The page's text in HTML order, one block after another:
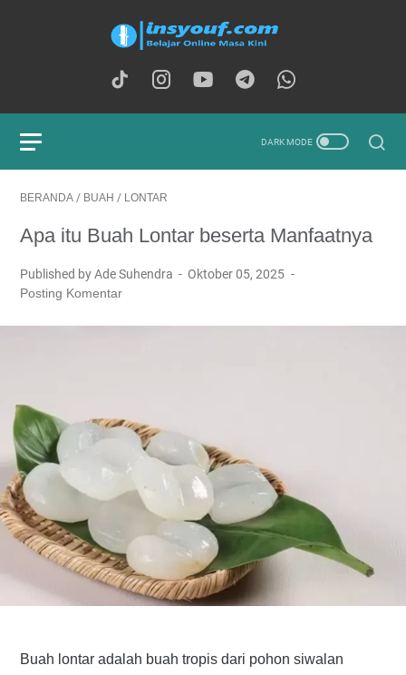
BERANDA / BUAH / LONTAR
Apa itu Buah Lontar beserta Manfaatnya
Published by Ade Suhendra
Oktober 05, 2025
Posting Komentar
Buah lontar adalah buah tropis dari pohon siwalan